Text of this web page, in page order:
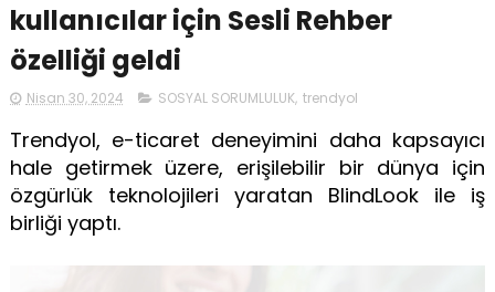
kullanıcılar için Sesli Rehber
özelliği geldi
Nisan 30, 2024 SOSYAL SORUMLULUK, trendyol
Trendyol, e-ticaret deneyimini daha kapsayıcı
hale getirmek üzere, erişilebilir bir dünya için
özgürlük teknolojileri yaratan BlindLook ile iş
birliği yaptı.